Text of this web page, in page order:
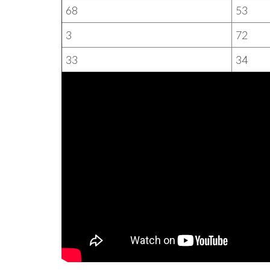
68
53
3
72
33
34